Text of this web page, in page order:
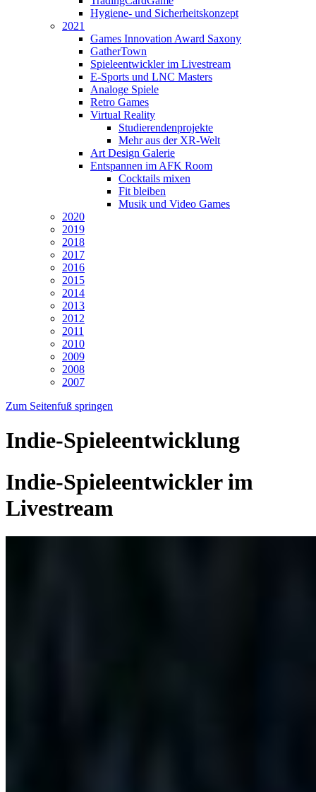
Hygiene- und Sicherheitskonzept
2021
Games Innovation Award Saxony
GatherTown
Spieleentwickler im Livestream
E-Sports und LNC Masters
Analoge Spiele
Retro Games
Virtual Reality
Studierendenprojekte
Mehr aus der XR-Welt
Art Design Galerie
Entspannen im AFK Room
Cocktails mixen
Fit bleiben
Musik und Video Games
2020
2019
2018
2017
2016
2015
2014
2013
2012
2011
2010
2009
2008
2007
Zum Seitenfuß springen
Indie-Spieleentwicklung
Indie-Spieleentwickler im
Livestream